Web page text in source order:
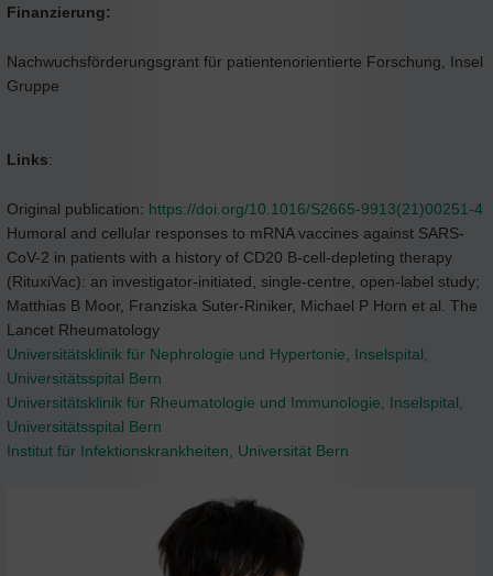
Finanzierung:
Nachwuchsförderungsgrant für patientenorientierte Forschung, Insel
Gruppe
Links:
Original publication: https://doi.org/10.1016/S2665-9913(21)00251-4
Humoral and cellular responses to mRNA vaccines against SARS-
CoV-2 in patients with a history of CD20 B-cell-depleting therapy
(RituxiVac): an investigator-initiated, single-centre, open-label study;
Matthias B Moor, Franziska Suter-Riniker, Michael P Horn et al. The
Lancet Rheumatology
Universitätsklinik für Nephrologie und Hypertonie, Inselspital,
Universitätsspital Bern
Universitätsklinik für Rheumatologie und Immunologie, Inselspital,
Universitätsspital Bern
Institut für Infektionskrankheiten, Universität Bern